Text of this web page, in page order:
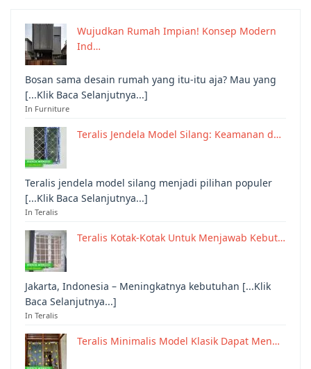
Wujudkan Rumah Impian! Konsep Modern
Ind…
Bosan sama desain rumah yang itu-itu aja? Mau yang
[...Klik Baca Selanjutnya...]
In Furniture
Teralis Jendela Model Silang: Keamanan d…
Teralis jendela model silang menjadi pilihan populer
[...Klik Baca Selanjutnya...]
In Teralis
Teralis Kotak-Kotak Untuk Menjawab Kebut…
Jakarta, Indonesia – Meningkatnya kebutuhan [...Klik
Baca Selanjutnya...]
In Teralis
Teralis Minimalis Model Klasik Dapat Men…